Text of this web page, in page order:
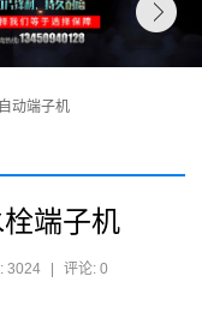
动端子机
端子机
3024 | 评论: 0